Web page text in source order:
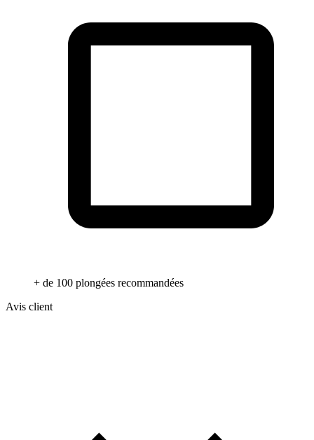
+ de 100 plongées recommandées
Avis client